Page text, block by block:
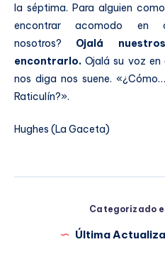
la séptima. Para alguien
encontrar acomodo
nosotros? Ojalá
encontrarlo. Ojalá su voz en
nos diga nos suene.
Raticulín?».
Hughes (La Gaceta)
Categorizado
Última